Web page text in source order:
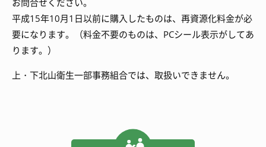
平成15年10月1日以前に購入したものは、再資源化料金が必
要になります。（料金不要のものは、PCシール表示がしてあ
ります。）
上・下北山衛生一部事務組合では、取扱いできません。